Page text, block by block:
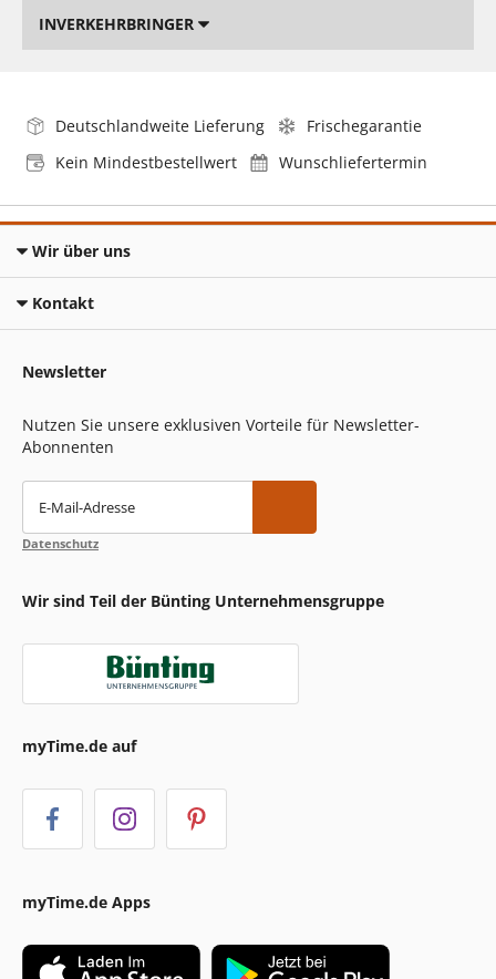
INVERKEHRBRINGER
Deutschlandweite Lieferung
Frischegarantie
Kein Mindestbestellwert
Wunschliefertermin
Wir über uns
Kontakt
Newsletter
Nutzen Sie unsere exklusiven Vorteile für Newsletter-
Abonnenten
E-Mail-Adresse
Datenschutz
Wir sind Teil der Bünting Unternehmensgruppe
myTime.de auf
myTime.de Apps